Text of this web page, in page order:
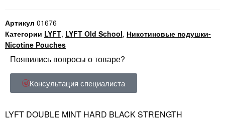
Артикул 01676
Категории LYFT, LYFT Old School, Никотиновые подушки-
Nicotine Pouches
Появились вопросы о товаре?
Консультация специалиста
LYFT DOUBLE MINT HARD BLACK STRENGTH